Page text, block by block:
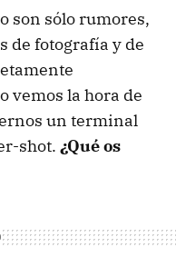
son sólo rumores,
de fotografía y de
vemos la hora de
un terminal
shot. ¿Qué os